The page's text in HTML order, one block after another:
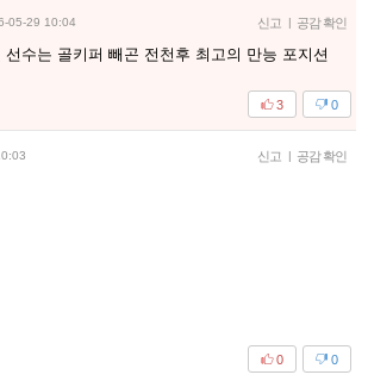
05-29 10:04 신고 | 공감 확인
수는 골키퍼 빼곤 전천후 최고의 만능 포지션
0
3
신고 | 공감 확인
0
0